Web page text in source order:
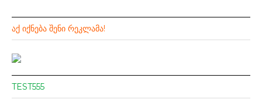
ᲐᲥ ᲘᲥᲜᲔᲑᲐ ᲨᲔᲜᲘ ᲠᲔᲙᲚᲐᲛᲐ!
TEST555